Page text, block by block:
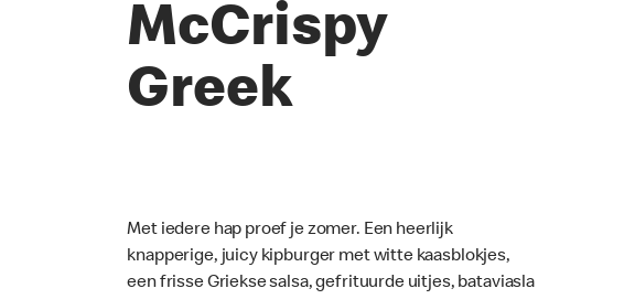
McCrispy
Greek
Met iedere hap proef je zomer. Een heerlijk
knapperige, juicy kipburger met witte kaasblokjes,
een frisse Griekse salsa, gefrituurde uitjes, bataviasla